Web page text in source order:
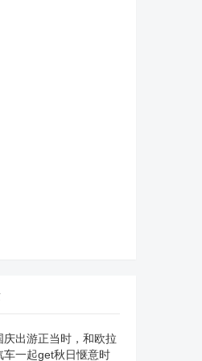
庆出游正当时，和欧拉
车一起get秋日惬意时